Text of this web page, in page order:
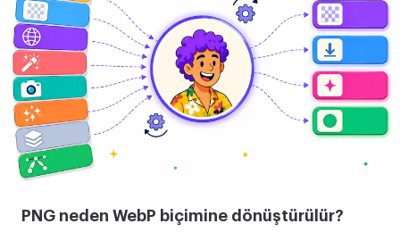
PNG neden WebP biçimine dönüştürülür?